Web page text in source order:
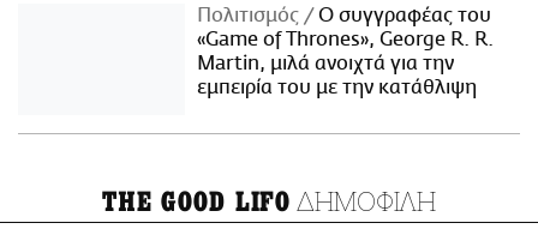
Πολιτισμός
Ο συγγραφέας του
«Game of Thrones», George R. R.
Martin, μιλά ανοιχτά για την
εμπειρία του με την κατάθλιψη
THE GOOD LIFO ΔΗΜΟΦΙΛΗ